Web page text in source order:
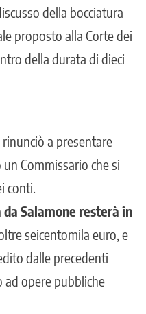
della bocciatura
proposto alla Corte dei
della durata di dieci
rinunciò a presentare
Commissario che si
conti.
Salamone resterà in
seicentomila euro, e
dalle precedenti
opere pubbliche